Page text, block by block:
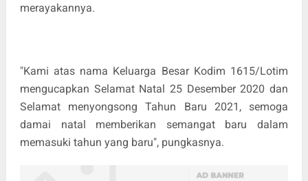
merayakannya.
"Kami atas nama Keluarga Besar Kodim 1615/Lotim
mengucapkan Selamat Natal 25 Desember 2020 dan
Selamat menyongsong Tahun Baru 2021, semoga
damai natal memberikan semangat baru dalam
memasuki tahun yang baru", pungkasnya.